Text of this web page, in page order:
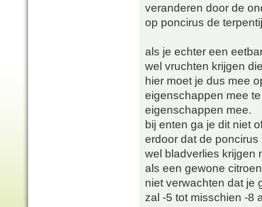
veranderen door de
op poncirus de
als je echter een
wel vruchten krijgen
hier moet je dus mee
eigenschappen mee
eigenschappen mee.
bij enten ga je dit niet
erdoor dat de
wel bladverlies krijgen
als een gewone
niet verwachten dat je
zal -5 tot misschien -8